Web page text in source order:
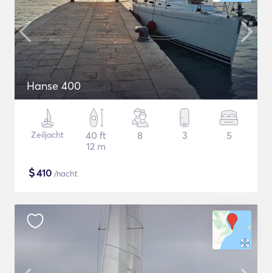
Hanse 400
Zeiljacht
40 ft
12 m
8 3 5
$410 /nacht